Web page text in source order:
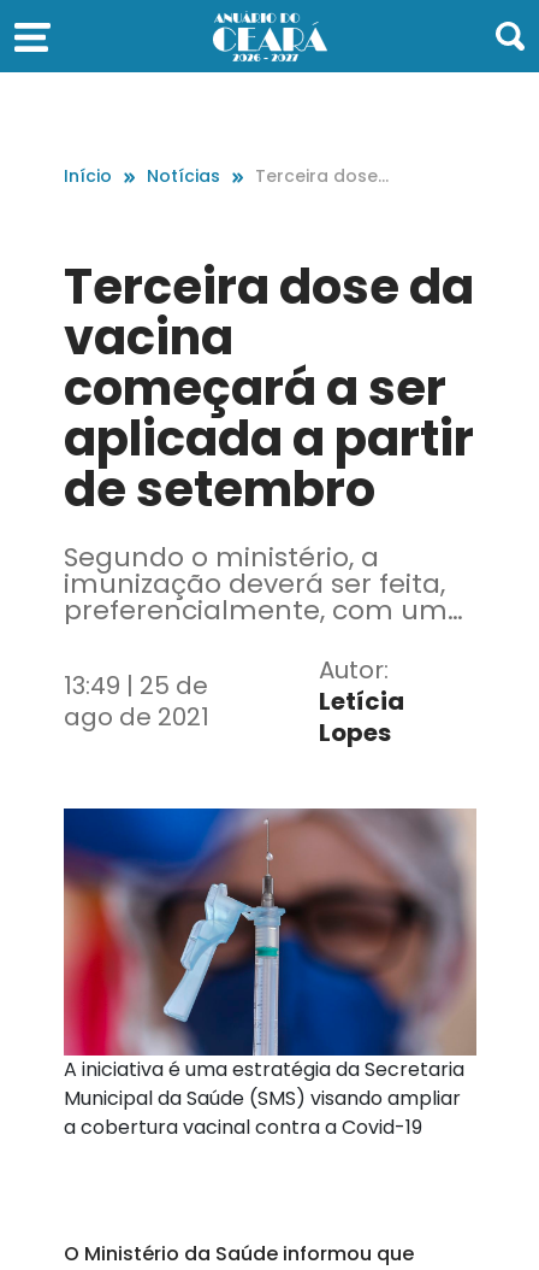
Início Notícias
Terceira dose
de setembro
Terceira dose da
vacina
começará a ser
aplicada a partir
de setembro
Segundo o ministério, a
imunização deverá ser feita,
preferencialmente, com uma
dose da Pfizer ou, de maneira
alternativa, com a vacina de
vetor viral Janssen ou
AstraZeneca
13:49 | 25 de
ago de 2021
Autor:
Letícia
Lopes
A iniciativa é uma estratégia da Secretaria
Municipal da Saúde (SMS) visando ampliar
a cobertura vacinal contra a Covid-19
O Ministério da Saúde informou que